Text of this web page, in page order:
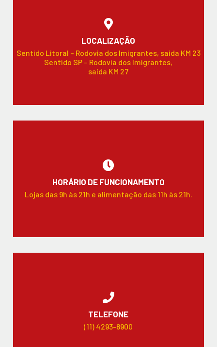
LOCALIZAÇÃO
Sentido Litoral – Rodovia dos Imigrantes, saída KM 23
Sentido SP – Rodovia dos Imigrantes,
saída KM 27
HORÁRIO DE FUNCIONAMENTO
Lojas das 9h às 21h e alimentação das 11h às 21h.
TELEFONE
(11) 4293-8900